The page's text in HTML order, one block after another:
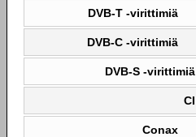
DVB-T -virittimiä
DVB-C -virittimiä
DVB-S -virittimiä
CI
Conax